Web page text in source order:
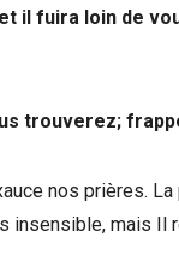
il fuira loin de
trouverez;
nos prières.
insensible, mais